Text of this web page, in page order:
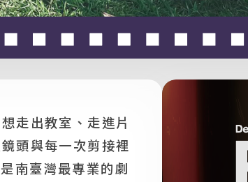
走出教室、走進片
頭與每一次剪接裡
南臺灣最專業的劇